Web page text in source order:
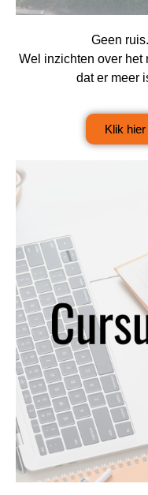
Geen
Wel inzichten over het
dat er meer
Klik